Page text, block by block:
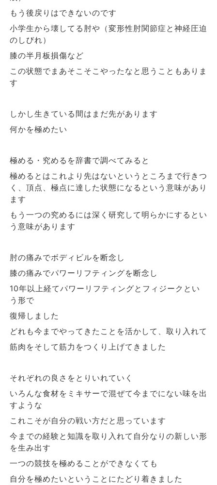
もう後戻りはできないのです
小学生から壊してる肘や（変形性肘関節症と神経圧迫
のしびれ）
膝の半月板損傷など
この状態でまあそこそこやったなと思うこともありま
す
しかし生きている間はまだ先があります
何かを極めたい
極める・究めるを辞書で調べてみると
極めるとはこれより先はないというところまで行きつ
く、頂点、極点に達した状態になるという意味があり
ます
もう一つの究めるには深く研究して明らかにするとい
う意味があります
肘の痛みでボディビルを断念し
膝の痛みでパワーリフティングを断念し
10年以上経てパワーリフティングとフィジークとい
う形で
復帰しました
どれも今までやってきたことを活かして、取り入れて
筋肉をそして筋力をつくり上げてきました
それぞれの良さをとりいれていく
いろんな食材をミキサーで混ぜて今までにない味を出
すような
これこそが自分の戦い方だと思っています
今までの経験と知識を取り入れて自分なりの新しい形
を生み出す
一つの競技を極めることができなくても
自分を極めたいということにたどり着きました